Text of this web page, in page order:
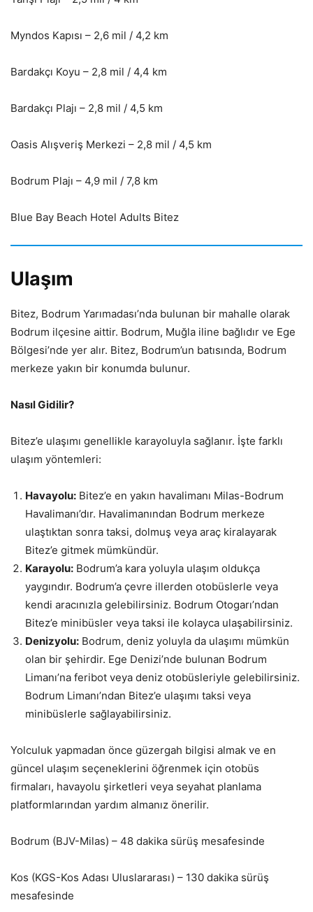
Myndos Kapısı – 2,6 mil / 4,2 km
Bardakçı Koyu – 2,8 mil / 4,4 km
Bardakçı Plajı – 2,8 mil / 4,5 km
Oasis Alışveriş Merkezi – 2,8 mil / 4,5 km
Bodrum Plajı – 4,9 mil / 7,8 km
Blue Bay Beach Hotel Adults Bitez
Ulaşım
Bitez, Bodrum Yarımadası’nda bulunan bir mahalle olarak
Bodrum ilçesine aittir. Bodrum, Muğla iline bağlıdır ve Ege
Bölgesi’nde yer alır. Bitez, Bodrum’un batısında, Bodrum
merkeze yakın bir konumda bulunur.
Nasıl Gidilir?
Bitez’e ulaşımı genellikle karayoluyla sağlanır. İşte farklı
ulaşım yöntemleri:
Havayolu: Bitez’e en yakın havalimanı Milas-Bodrum
Havalimanı’dır. Havalimanından Bodrum merkeze
ulaştıktan sonra taksi, dolmuş veya araç kiralayarak
Bitez’e gitmek mümkündür.
Karayolu: Bodrum’a kara yoluyla ulaşım oldukça
yaygındır. Bodrum’a çevre illerden otobüslerle veya
kendi aracınızla gelebilirsiniz. Bodrum Otogarı’ndan
Bitez’e minibüsler veya taksi ile kolayca ulaşabilirsiniz.
Denizyolu: Bodrum, deniz yoluyla da ulaşımı mümkün
olan bir şehirdir. Ege Denizi’nde bulunan Bodrum
Limanı’na feribot veya deniz otobüsleriyle gelebilirsiniz.
Bodrum Limanı’ndan Bitez’e ulaşımı taksi veya
minibüslerle sağlayabilirsiniz.
Yolculuk yapmadan önce güzergah bilgisi almak ve en
güncel ulaşım seçeneklerini öğrenmek için otobüs
firmaları, havayolu şirketleri veya seyahat planlama
platformlarından yardım almanız önerilir.
Bodrum (BJV-Milas) – 48 dakika sürüş mesafesinde
Kos (KGS-Kos Adası Uluslararası) – 130 dakika sürüş
mesafesinde